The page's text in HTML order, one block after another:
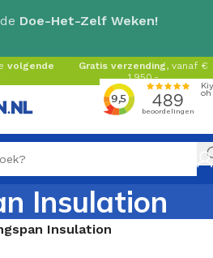
Doe-Het-Zelf Weken!
volgende
Gratis verzending, vanaf €
1.950,-
Insulation
Insulation